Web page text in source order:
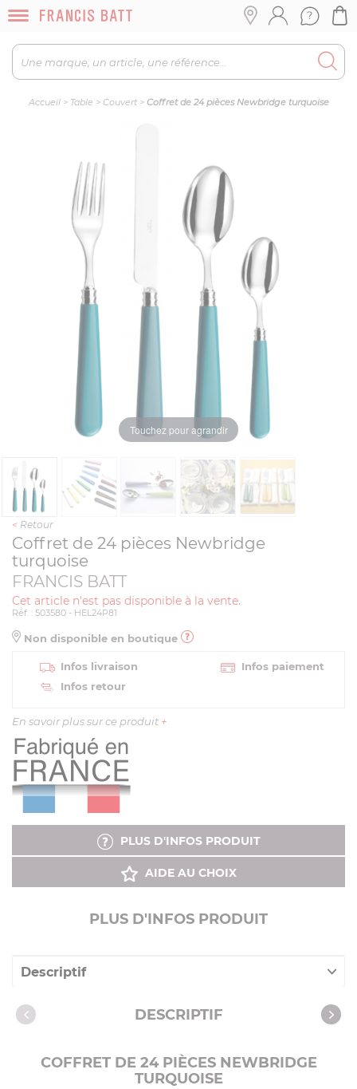
Accueil> Table > Couvert> Coffret de 24 pièces Newbridge turquoise
Touchez pour agrandir
< Retour
Coffret de 24 pièces Newbridge
turquoise
FRANCIS BATT
Cet article n'est pas disponible à la vente.
Réf. : 503580 - HEL24P81
Non disponible en boutique
Infos livraison
Infos paiement
Infos retour
En savoir plus sur ce produit +
PLUS D'INFOS PRODUIT
AIDE AU CHOIX
PLUS D'INFOS PRODUIT
Descriptif
Caractéristiques DESCRIPTIF
COFFRET DE 24 PIÈCES NEWBRIDGE
TURQUOISE